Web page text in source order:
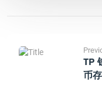
TP
币